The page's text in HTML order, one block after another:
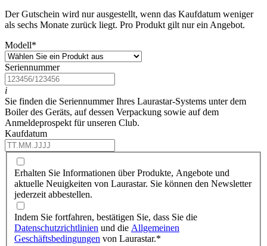
Der Gutschein wird nur ausgestellt, wenn das Kaufdatum weniger
als sechs Monate zurück liegt. Pro Produkt gilt nur ein Angebot.
Modell*
Seriennummer
i
Sie finden die Seriennummer Ihres Laurastar-Systems unter dem
Boiler des Geräts, auf dessen Verpackung sowie auf dem
Anmeldeprospekt für unseren Club.
Kaufdatum
Erhalten Sie Informationen über Produkte, Angebote und
aktuelle Neuigkeiten von Laurastar. Sie können den Newsletter
jederzeit abbestellen.
Indem Sie fortfahren, bestätigen Sie, dass Sie die
Datenschutzrichtlinien und die Allgemeinen
Geschäftsbedingungen von Laurastar.*